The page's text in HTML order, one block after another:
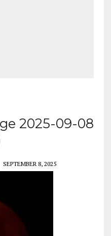
2025-09-08
SEPTEMBER 8, 2025